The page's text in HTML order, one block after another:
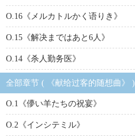
O.16《メルカトルかく语りき》
O.15《解决まではあと6人》
O.14《杀人勤务医》
全部章节 ( 《献给过客的随想曲》 )
O.1《儚い羊たちの祝宴》
O.2《インシテミル》